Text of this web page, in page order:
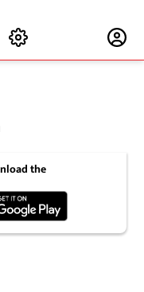
the